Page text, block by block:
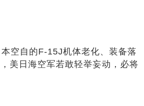
空自的F-15J机体老化、装备落
美日海空军若敢轻举妄动，必将